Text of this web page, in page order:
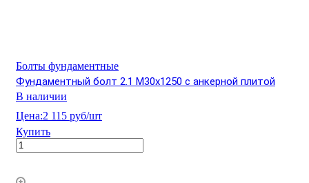
Болты фундаментные
Фундаментный болт 2.1 М30х1250 с анкерной плитой
В наличии
Цена:2 115 руб/шт
Купить